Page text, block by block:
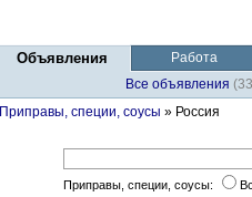
Объявления
Работа
Все объявления
Приправы, специи, соусы » Россия
Приправы, специи, соусы: